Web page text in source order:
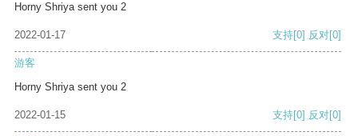
Horny Shriya sent you 2
2022-01-17 支持[0] 反对[0]
游客
Horny Shriya sent you 2
2022-01-15 支持[0] 反对[0]